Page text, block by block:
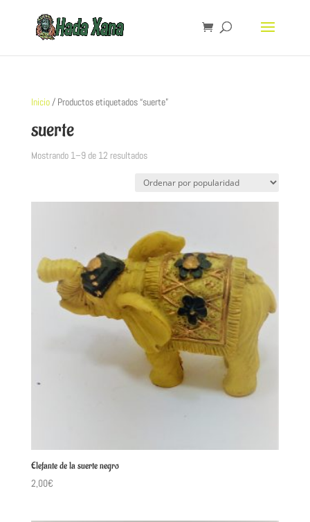
Inicio/ Productos etiquetados “suerte”
suerte
Mostrando 1–9 de 12 resultados
Elefante de la suerte negro
2,00€